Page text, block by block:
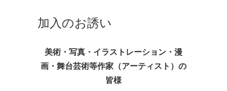
加入のお誘い
美術・写真・イラストレーション・漫
画・舞台芸術等作家（アーティスト）の
皆様